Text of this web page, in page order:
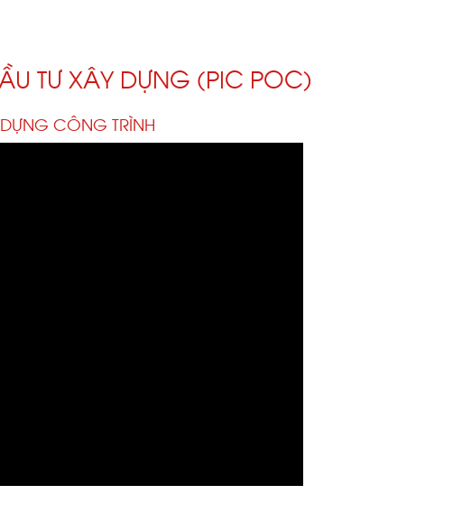
TƯ XÂY DỰNG (PIC POC)
CÔNG TRÌNH